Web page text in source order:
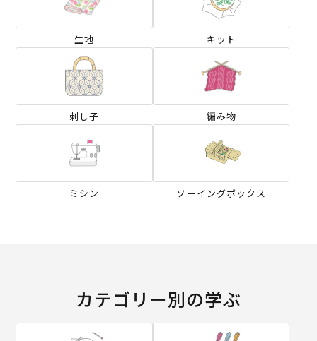
生地 キット
刺し子 編み物
ミシン ソーイングボックス
カテゴリー別の学ぶ